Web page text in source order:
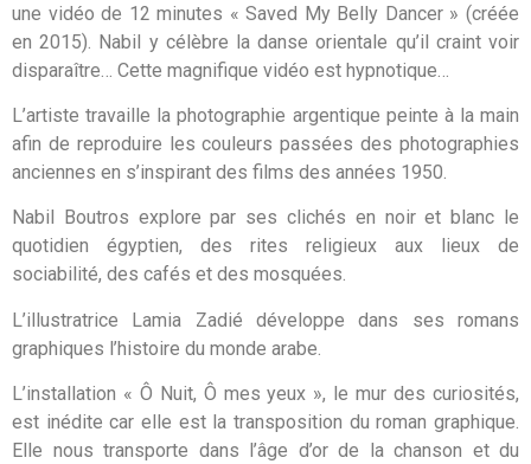
une vidéo de 12 minutes « Saved My Belly Dancer » (créée
en 2015). Nabil y célèbre la danse orientale qu’il craint voir
disparaître… Cette magnifique vidéo est hypnotique…
L’artiste travaille la photographie argentique peinte à la main
afin de reproduire les couleurs passées des photographies
anciennes en s’inspirant des films des années 1950.
Nabil Boutros explore par ses clichés en noir et blanc le
quotidien égyptien, des rites religieux aux lieux de
sociabilité, des cafés et des mosquées.
L’illustratrice Lamia Zadié développe dans ses romans
graphiques l’histoire du monde arabe.
L’installation « Ô Nuit, Ô mes yeux », le mur des curiosités,
est inédite car elle est la transposition du roman graphique.
Elle nous transporte dans l’âge d’or de la chanson et du